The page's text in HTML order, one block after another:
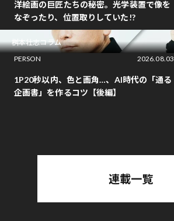
洋絵画の巨匠たちの秘密。光学装置で像を
なぞったり、位置取りしていた!?
桝本壮志コラム
PERSON
2026.08.03
1P20秒以内、色と画角…、AI時代の「通る
企画書」を作るコツ【後編】
連載一覧